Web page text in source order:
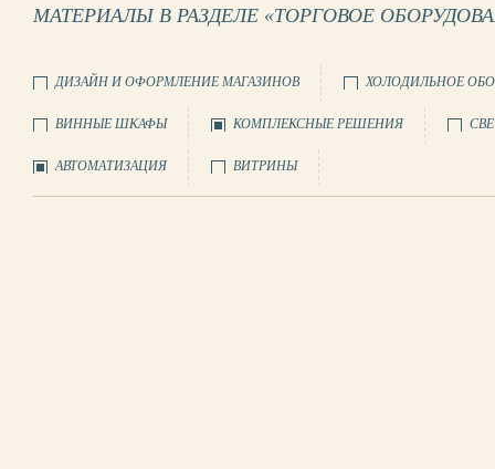
МАТЕРИАЛЫ В РАЗДЕЛЕ «ТОРГОВОЕ
ДИЗАЙН И ОФОРМЛЕНИЕ МАГАЗИНОВ ХОЛОДИЛЬНОЕ
ВИННЫЕ ШКАФЫ КОМПЛЕКСНЫЕ РЕШЕНИЯ
АВТОМАТИЗАЦИЯ ВИТРИНЫ